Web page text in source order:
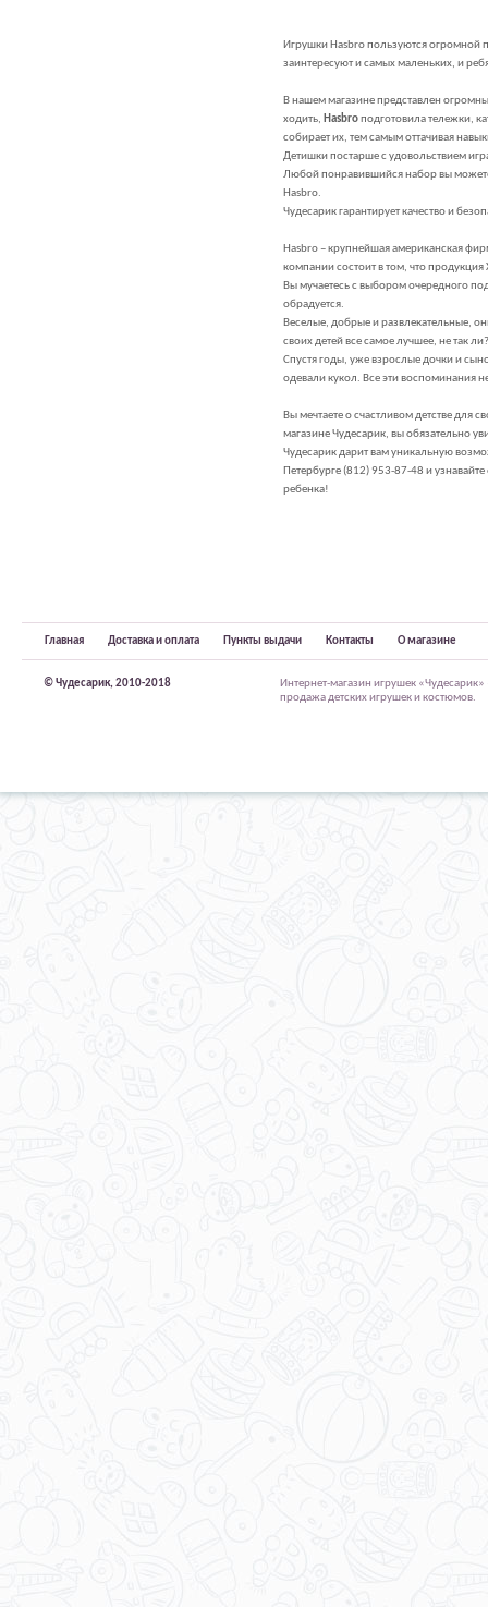
Игрушки Hasbro пользуются огромной
заинтересуют и самых маленьких, и
В нашем магазине представлен
ходить, Hasbroподготовила тележки,
собирает их, тем самым оттачивая
Детишки постарше с удовольствием
Любой понравившийся набор вы
Hasbro.
Чудесарик гарантирует качество и
Hasbro – крупнейшая американская
компании состоит в том, что
Вы мучаетесь с выбором очередного
обрадуется.
Веселые, добрые и развлекательные,
своих детей все самое лучшее, не так
Спустя годы, уже взрослые дочки и
одевали кукол. Все эти воспоминания
Вы мечтаете о счастливом детстве для
магазине Чудесарик, вы обязательно
Чудесарик дарит вам уникальную
Петербурге (812) 953-87-48 и
ребенка!
Главная Доставка и оплата Пункты выдачи Контакты О магазине
© Чудесарик, 2010-2018
Интернет-магазин игрушек
продажа детских игрушек и костюмов.